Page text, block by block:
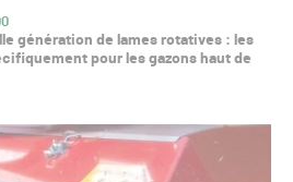
génération de lames rotatives : les
pour les gazons haut de